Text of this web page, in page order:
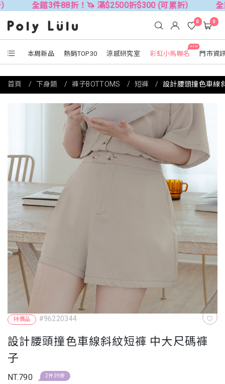
全館3件88折！🦄 滿$2500折$300 (可累折） 全館3
本周新品 熱銷TOP30 涼感研究室
NEW
彩虹小馬聯名 門市資
0 0
特價品 #96220344
設計腰頭撞色車線斜紋短褲 中大尺碼褲
子
NT.790 2件39折
首頁 下身類 褲子BOTTOMS 短褲 設計腰頭撞色車線